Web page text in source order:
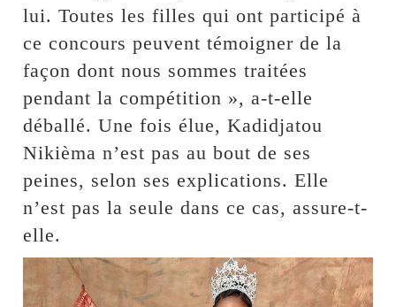
lui. Toutes les filles qui ont participé à
ce concours peuvent témoigner de la
façon dont nous sommes traitées
pendant la compétition », a-t-elle
déballé. Une fois élue, Kadidjatou
Nikièma n’est pas au bout de ses
peines, selon ses explications. Elle
n’est pas la seule dans ce cas, assure-t-
elle.